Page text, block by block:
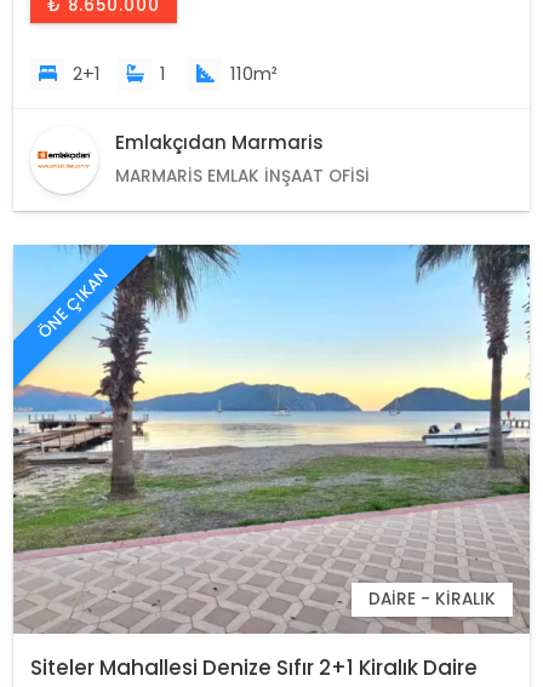
₺ 8.650.000
2+1 1 110m²
Emlakçıdan Marmaris
MARMARIS EMLAK İNŞAAT OFISI
ÖNE ÇIKAN
DAIRE - KIRALIK
Siteler Mahallesi Denize Sıfır 2+1 Kiralık Daire